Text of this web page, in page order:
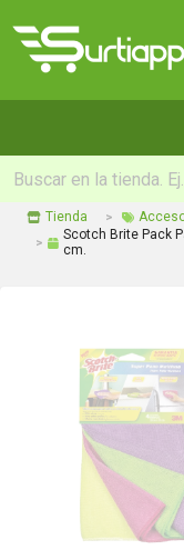
Tienda
Scotch Brite Pack
cm.